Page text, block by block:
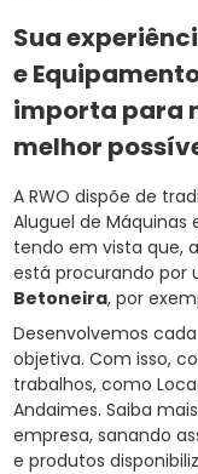
Sua
e
importa para
melhor
A RWO dispõe de
Aluguel de Máquinas
tendo em vista que,
está procurando por
Betoneira, por
Desenvolvemos
objetiva. Com isso,
trabalhos, como
Andaimes. Saiba
empresa, sanando
e produtos